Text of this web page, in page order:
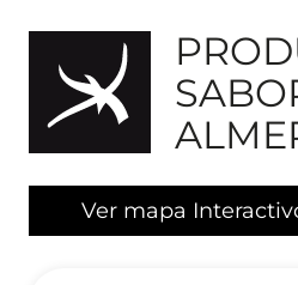
Listado de
Ver mapa